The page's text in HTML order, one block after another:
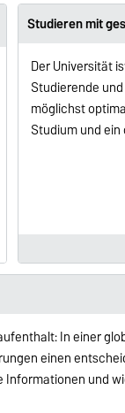
Studieren mit
Der Universität
Studierende
möglichst
Studium und
In einer
einen
und